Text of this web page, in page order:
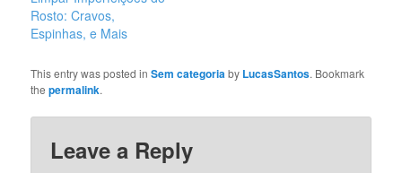
simples pueden ser
igualmente efectivos.
Aquí tienes 30 opciones
Rosto: Cravos,
Espinhas, e Mais
This entry was posted inSem categoriaby LucasSantos. Bookmark
thepermalink.
Leave a Reply